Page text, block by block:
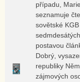
případu,
seznamuje
sovětské
postavou
Dobrý,
republiky
zájmových